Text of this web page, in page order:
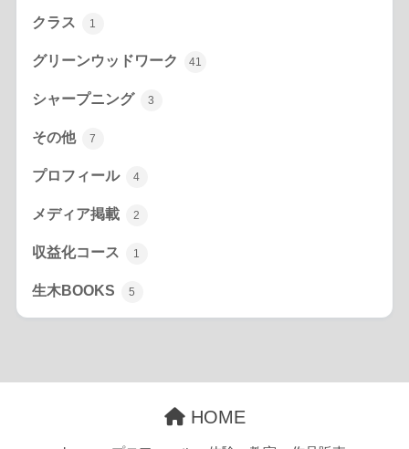
クラス 1
グリーンウッドワーク 41
シャープニング 3
その他 7
プロフィール 4
メディア掲載 2
収益化コース 1
生木BOOKS 5
HOME